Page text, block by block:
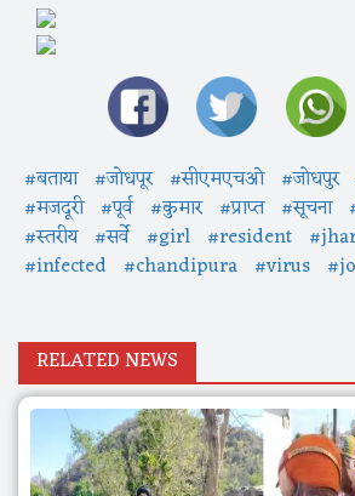
#बताया #जोधपूर #सीएमएचओ #जोधपुर
#मजदूरी #पूर्व #कुमार #प्राप्त #सूचना
#स्तरीय #सर्वे #girl #resident
#infected #chandipura #virus
RELATED NEWS